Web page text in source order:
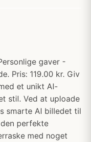
gaver -
Pris: 119.00 kr. Giv
et unikt AI-
stil. Ved at uploade
smarte AI billedet til
perfekte
med noget